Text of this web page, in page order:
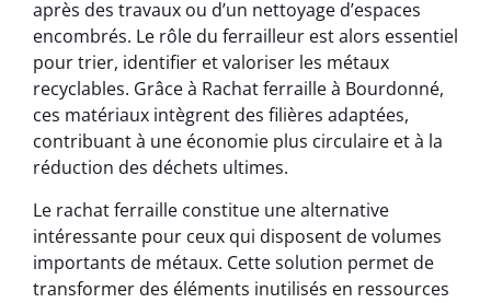
après des travaux ou d’un nettoyage d’espaces
encombrés. Le rôle du ferrailleur est alors essentiel
pour trier, identifier et valoriser les métaux
recyclables. Grâce à Rachat ferraille à Bourdonné,
ces matériaux intègrent des filières adaptées,
contribuant à une économie plus circulaire et à la
réduction des déchets ultimes.
Le rachat ferraille constitue une alternative
intéressante pour ceux qui disposent de volumes
importants de métaux. Cette solution permet de
transformer des éléments inutilisés en ressources